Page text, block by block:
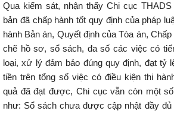
Qua kiểm sát, nhận thấy Chi cục
bản đã chấp hành tốt quy định của pháp
hành Bản án, Quyết định của Tòa án,
chẽ hồ sơ, sổ sách, đa số các việc có
loại, xử lý đảm bảo đúng quy định, đạt tỷ
tiền trên tổng số việc có điều kiện thi
quả đã đạt được, Chi cục vẫn còn một
như: Sổ sách chưa được cập nhật đầy